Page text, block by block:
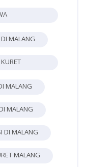
MALANG
MALANG
MALANG
DI MALANG
MALANG